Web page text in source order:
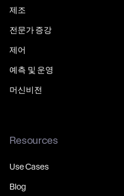
제조
전문가 증강
제어
예측 및 운영
머신비전
Resources
Use Cases
Blog